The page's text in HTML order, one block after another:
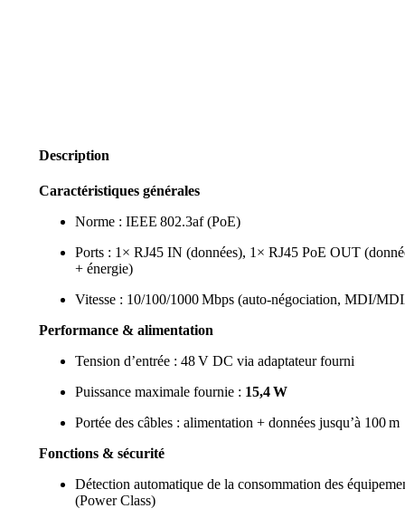
Description
Caractéristiques générales
Norme : IEEE 802.3af (PoE)
Ports : 1× RJ45 IN (données), 1× RJ45 PoE OUT
+ énergie)
Vitesse : 10/100/1000 Mbps (auto-négociation, MDI/
Performance & alimentation
Tension d’entrée : 48 V DC via adaptateur fourni
Puissance maximale fournie : 15,4 W
Portée des câbles : alimentation + données jusqu’à 100 m
Fonctions & sécurité
Détection automatique de la consommation des
(Power Class)